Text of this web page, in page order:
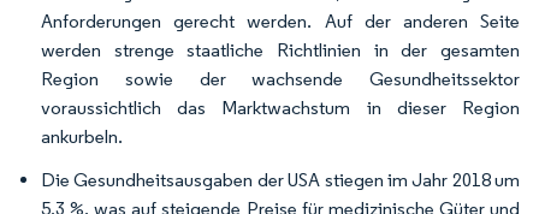
Anforderungen gerecht werden. Auf der anderen Seite
werden strenge staatliche Richtlinien in der gesamten
Region sowie der wachsende Gesundheitssektor
voraussichtlich das Marktwachstum in dieser Region
ankurbeln.
Die Gesundheitsausgaben der USA stiegen im Jahr 2018 um
5,3 %, was auf steigende Preise für medizinische Güter und